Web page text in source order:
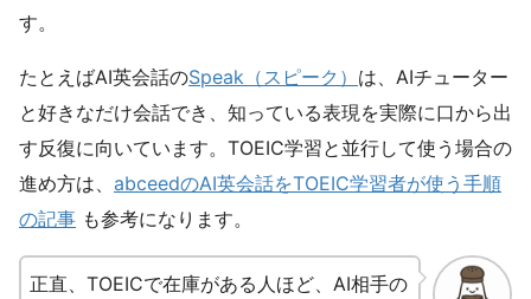
す。
たとえばAI英会話のSpeak（スピーク） は、AIチューター
と好きなだけ会話でき、知っている表現を実際に口から出
す反復に向いています。TOEIC学習と並行して使う場合の
進め方は、 abceedのAI英会話をTOEIC学習者が使う手順
の記事 も参考になります。
正直、TOEICで在庫がある人ほど、AI相手の